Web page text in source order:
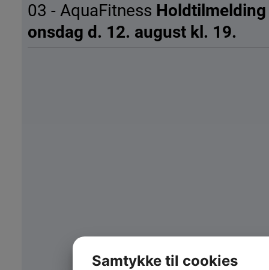
03 - AquaFitness
onsdag d. 12. august kl. 19.
Samtykke til cookies